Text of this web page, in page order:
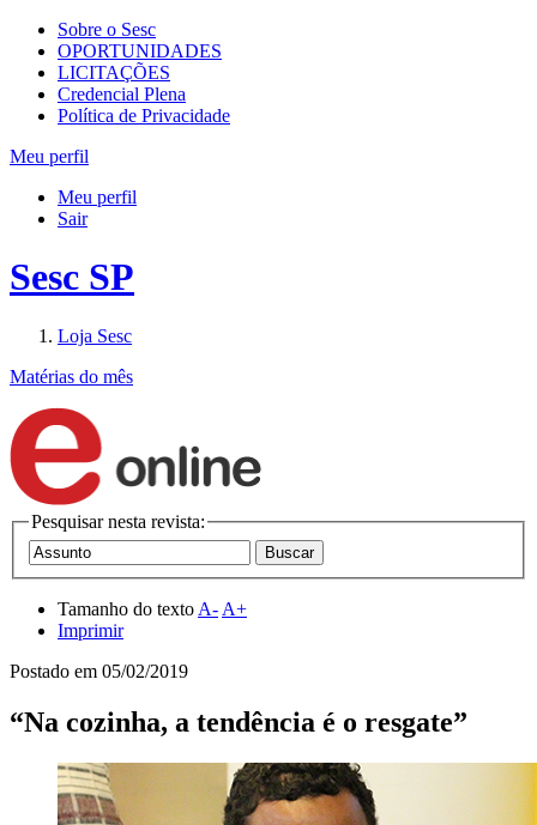
Sobre o Sesc
OPORTUNIDADES
LICITAÇÕES
Credencial Plena
Política de Privacidade
Meu perfil
Meu perfil
Sair
Sesc SP
Loja Sesc
Matérias do mês
Pesquisar nesta revista:
Tamanho do texto A- A+
Imprimir
Postado em 05/02/2019
“Na cozinha, a tendência é o resgate”